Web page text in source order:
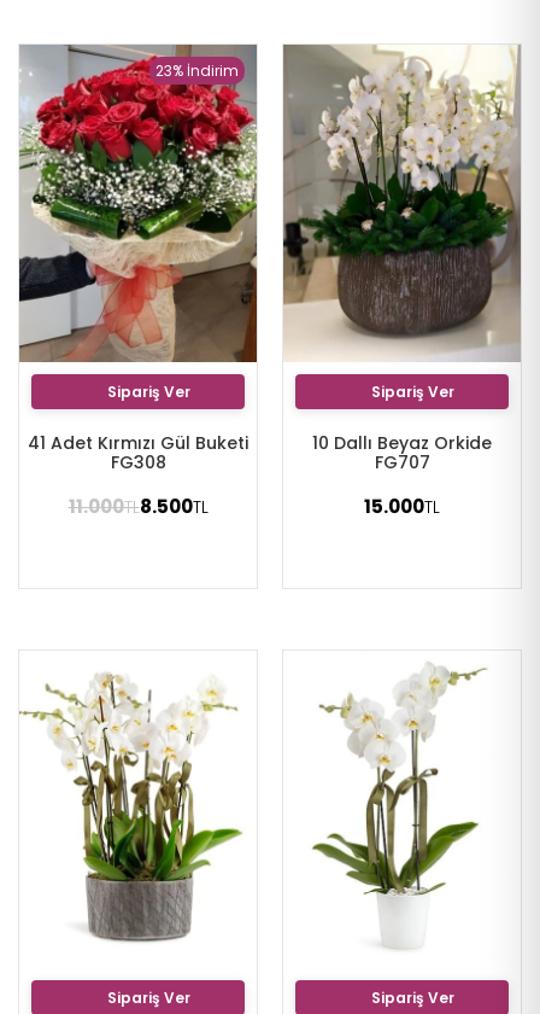
23% İndirim
Sipariş Ver
41 Adet Kırmızı Gül Buketi
FG308
11.000TL8.500TL
Sipariş Ver
10 Dallı Beyaz Orkide
FG707
15.000TL
Sipariş Ver Sipariş Ver